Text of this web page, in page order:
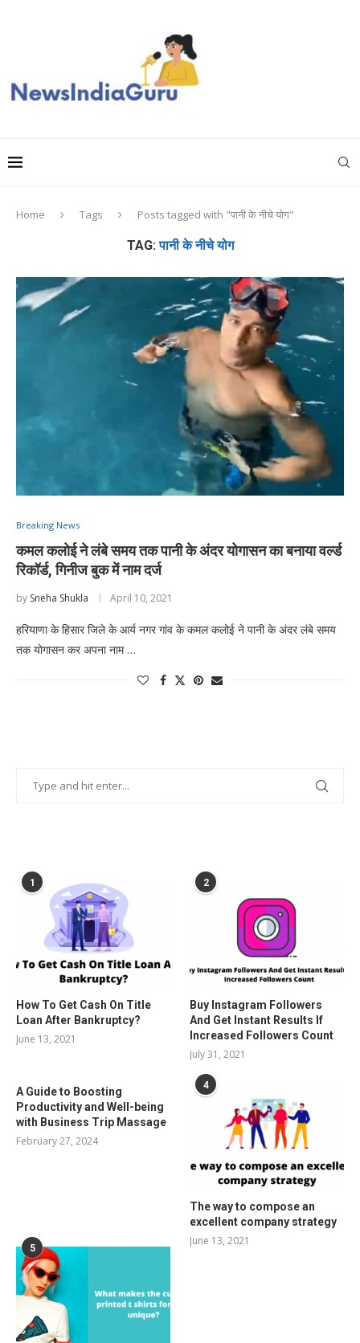
Home Tags Posts tagged with "पानी के नीचे योग"
TAG:पानी के नीचे योग
Breaking News
कमल कलोई ने लंबे समय तक पानी के अंदर योगासन का बनाया वर्ल्ड
रिकॉर्ड, गिनीज बुक में नाम दर्ज
by Sneha Shukla April 10, 2021
हरियाणा के हिसार जिले के आर्य नगर गांव के कमल कलोई ने पानी के अंदर लंबे समय
तक योगासन कर अपना नाम …
1
How To Get Cash On Title
Loan After Bankruptcy?
June 13, 2021
2
Buy Instagram Followers
And Get Instant Results If
Increased Followers Count
July 31, 2021
A Guide to Boosting
Productivity and Well-being
with Business Trip Massage
February 27, 2024
4
The way to compose an
excellent company strategy
June 13, 2021
5